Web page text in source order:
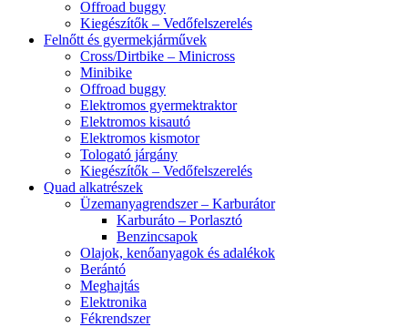
Offroad buggy
Kiegészítők – Vedőfelszerelés
Felnőtt és gyermekjárművek
Cross/Dirtbike – Minicross
Minibike
Offroad buggy
Elektromos gyermektraktor
Elektromos kisautó
Elektromos kismotor
Tologató járgány
Kiegészítők – Vedőfelszerelés
Quad alkatrészek
Üzemanyagrendszer – Karburátor
Karburáto – Porlasztó
Benzincsapok
Olajok, kenőanyagok és adalékok
Berántó
Meghajtás
Elektronika
Fékrendszer